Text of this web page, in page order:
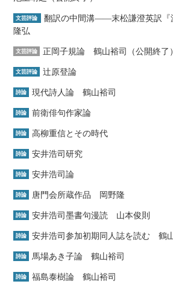
文芸評論
翻訳の中間溝――末松謙澄英訳
隆弘
文芸評論 正岡子規論 鶴山裕司（公開終了）
文芸評論 辻原登論
詩論 現代詩人論 鶴山裕司
詩論 前衛俳句作家論
詩論 高柳重信とその時代
詩論 安井浩司研究
詩論 安井浩司論
詩論 唐門会所蔵作品 岡野隆
詩論 安井浩司墨書句漫読 山本俊則
詩論 安井浩司参加初期同人誌を読む 鶴
詩論 馬場あき子論 鶴山裕司
詩論 福島泰樹論 鶴山裕司